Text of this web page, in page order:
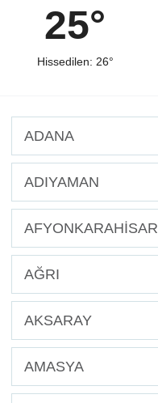
25°
Hissedilen: 26°
ADANA
ADIYAMAN
AFYONKARAHİSAR
AĞRI
AKSARAY
AMASYA